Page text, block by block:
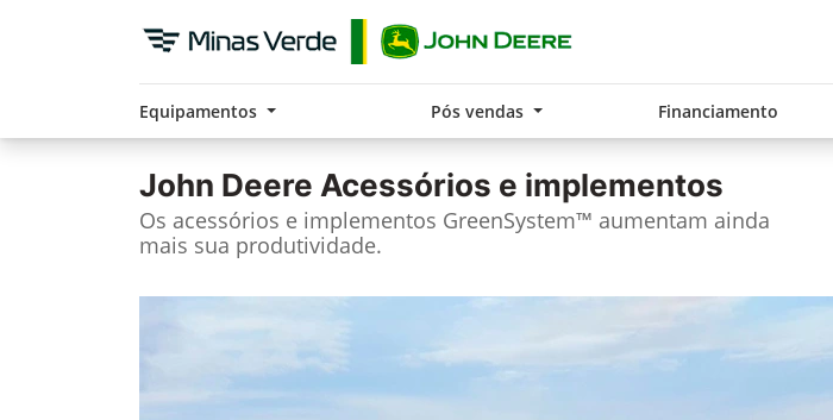
Equipamentos Pós vendas Financiamento
John Deere Acessórios e implementos
Os acessórios e implementos GreenSystem™ aumentam ainda
mais sua produtividade.​